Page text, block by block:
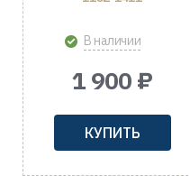
В наличии
1 900 ₽
КУПИТЬ